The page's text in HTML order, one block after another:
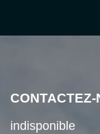
CONTACTEZ-
indisponible